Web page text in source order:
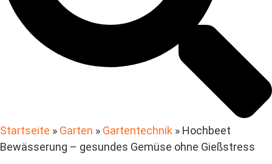
Startseite » Garten » Gartentechnik » Hochbeet
Bewässerung – gesundes Gemüse ohne Gießstress